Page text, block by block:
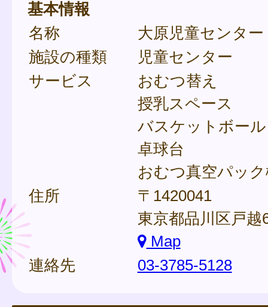
基本情報
名称
大原児童センター
施設の種類
児童センター
サービス
おむつ替え
授乳スペース
バスケットボー
卓球台
おむつ真空パッ
住所
〒1420041
東京都品川区戸越
Map
連絡先
03-3785-5128